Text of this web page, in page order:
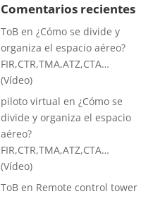
Comentarios recientes
ToB en¿Cómo se divide y
organiza el espacio aéreo?
FIR,CTR,TMA,ATZ,CTA…
(Vídeo)
piloto virtual en¿Cómo se
divide y organiza el espacio
aéreo?
FIR,CTR,TMA,ATZ,CTA…
(Vídeo)
ToB en Remote control tower